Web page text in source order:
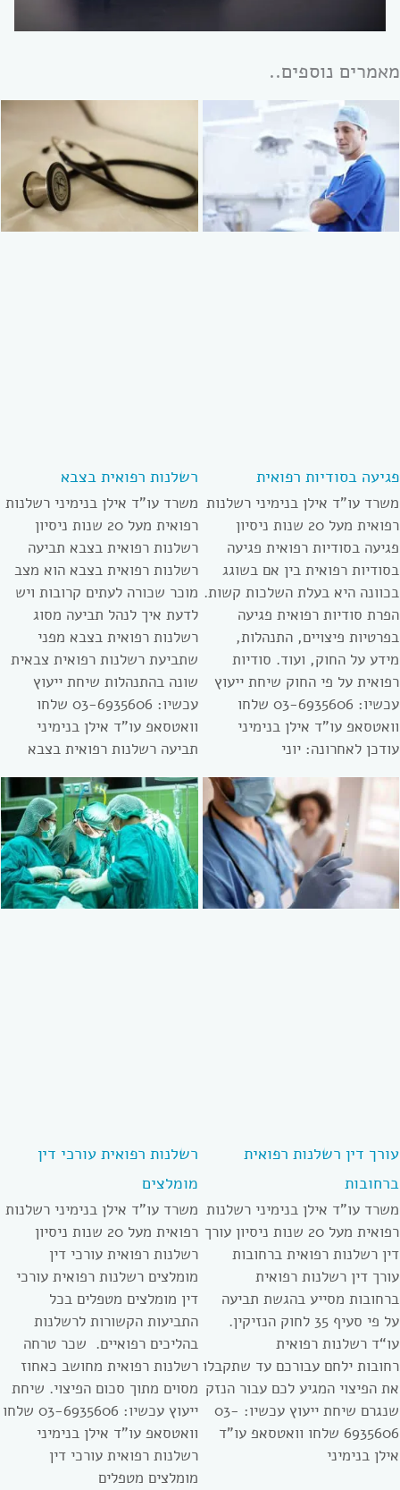
מאמרים נוספים..
פגיעה בסודיות רפואית
משרד עו”ד אילן בנימיני רשלנות
רפואית מעל 20 שנות ניסיון
פגיעה בסודיות רפואית פגיעה
בסודיות רפואית בין אם בשוגג
בכוונה היא בעלת השלכות קשות.
הפרת סודיות רפואית פגיעה
בפרטיות פיצויים, התנהלות,
מידע על החוק, ועוד. סודיות
רפואית על פי החוק שיחת ייעוץ
עכשיו: 03-6935606 שלחו
וואטסאפ עו”ד אילן בנימיני
עודכן לאחרונה: יוני
רשלנות רפואית בצבא
משרד עו”ד אילן בנימיני רשלנות
רפואית מעל 20 שנות ניסיון
רשלנות רפואית בצבא תביעה
רשלנות רפואית בצבא הוא מצב
מוכר שכורה לעתים קרובות ויש
לדעת איך לנהל תביעה מסוג
רשלנות רפואית בצבא מפני
שתביעת רשלנות רפואית צבאית
שונה בהתנהלות שיחת ייעוץ
עכשיו: 03-6935606 שלחו
וואטסאפ עו”ד אילן בנימיני
תביעה רשלנות רפואית בצבא
עורך דין רשלנות רפואית
ברחובות
משרד עו”ד אילן בנימיני רשלנות
רפואית מעל 20 שנות ניסיון עורך
דין רשלנות רפואית ברחובות
עורך דין רשלנות רפואית
ברחובות מסייע בהגשת תביעה
על פי סעיף 35 לחוק הנזיקין.
עו“ד רשלנות רפואית
רחובות ילחם עבורכם עד שתקבלו
את הפיצוי המגיע לכם עבור הנזק
שנגרם שיחת ייעוץ עכשיו: 03-
6935606 שלחו וואטסאפ עו”ד
אילן בנימיני
רשלנות רפואית עורכי דין
מומלצים
משרד עו”ד אילן בנימיני רשלנות
רפואית מעל 20 שנות ניסיון
רשלנות רפואית עורכי דין
מומלצים רשלנות רפואית עורכי
דין מומלצים מטפלים בכל
התביעות הקשורות לרשלנות
בהליכים רפואיים. שכר טרחה
רשלנות רפואית מחושב כאחוז
מסוים מתוך סכום הפיצוי. שיחת
ייעוץ עכשיו: 03-6935606 שלחו
וואטסאפ עו”ד אילן בנימיני
רשלנות רפואית עורכי דין
מומלצים מטפלים